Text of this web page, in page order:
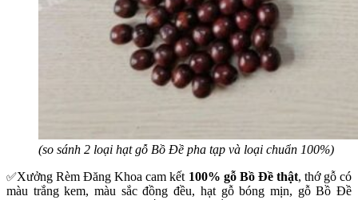
(so sánh 2 loại hạt gỗ Bồ Đề pha tạp và loại chuẩn 100%)
✅Xưởng Rèm Đăng Khoa cam kết 100% gỗ Bồ Đề thật, thớ gỗ có
màu trắng kem, màu sắc đồng đều, hạt gỗ bóng mịn, gỗ Bồ Đề